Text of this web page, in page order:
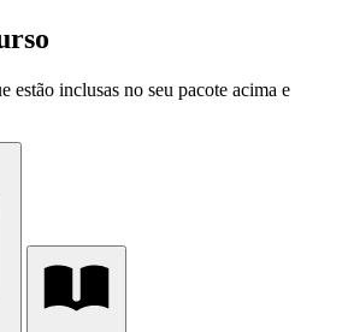
estão inclusas no seu pacote acima e